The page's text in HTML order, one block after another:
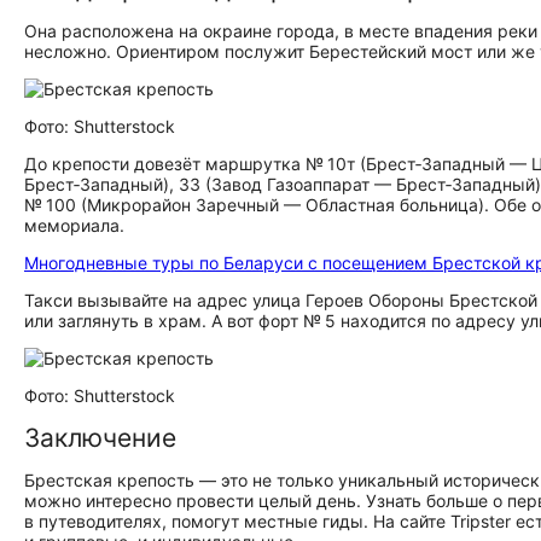
Она расположена на окраине города, в месте впадения
несложно. Ориентиром послужит Берестейский мост или
Фото: Shutterstock
До крепости довезёт маршрутка № 10т (Брест‑Западный
Брест‑Западный), 33 (Завод Газоаппарат —
№ 100 (Микрорайон Заречный — Областная больница). Обе
мемориала.
Многодневные туры по Беларуси с посещением Брестской
Такси вызывайте на адрес улица Героев Обороны
или заглянуть в храм. А вот форт № 5 находится по адресу
Фото: Shutterstock
Заключение
Брестская крепость — это не только уникальный
можно интересно провести целый день. Узнать больше о
в путеводителях, помогут местные гиды. На сайте Tripster